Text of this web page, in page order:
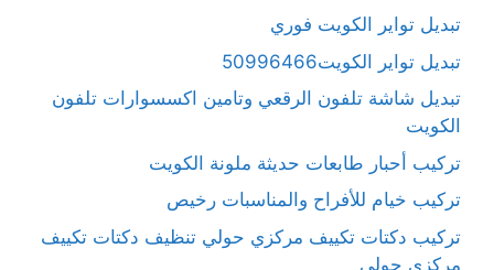
تبديل تواير الكويت فوري
تبديل تواير الكويت50996466
تبديل شاشة تلفون الرقعي وتامين اكسسوارات تلفون
الكويت
تركيب أحبار طابعات حديثة ملونة الكويت
تركيب خيام للأفراح والمناسبات رخيص
تركيب دكتات تكييف مركزي حولي تنظيف دكتات تكييف
مركزي حولي